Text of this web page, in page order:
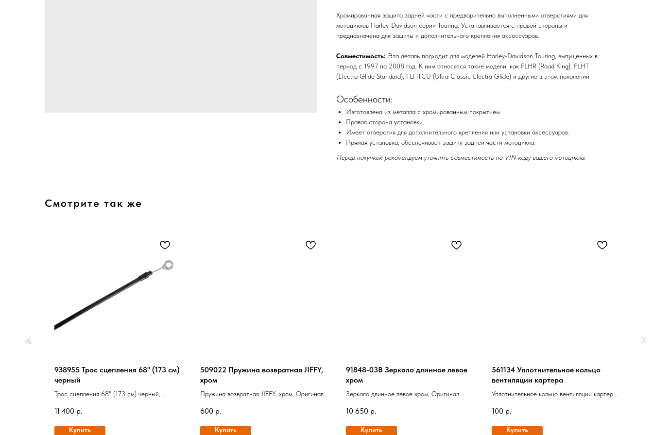
Хромированная защита задней части с предварительно выполненными отверстиями для
мотоциклов Harley-Davidson серии Touring. Устанавливается с правой стороны и
предназначена для защиты и дополнительного крепления аксессуаров.
Совместимость: Эта деталь подходит для моделей Harley-Davidson Touring, выпущенных в
период с 1997 по 2008 год. К ним относятся такие модели, как FLHR (Road King), FLHT
(Electra Glide Standard), FLHTCU (Ultra Classic Electra Glide) и другие в этом поколении.
Особенности:
Изготовлена из металла с хромированным покрытием.
Правая сторона установки.
Имеет отверстия для дополнительного крепления или установки аксессуаров.
Прямая установка, обеспечивает защиту задней части мотоцикла.
Перед покупкой рекомендуем уточнить совместимость по VIN-коду вашего мотоцикла.
Смотрите так же
938955 Трос сцепления 68" (173 см)
черный
Трос сцепления 68" (173 см) черный,
11 400 р.
Купить
509022 Пружина возвратная JIFFY,
хром
Пружина возвратная JIFFY, хром, Оригинал
600 р.
Купить
91848-03B Зеркало длинное левое
хром
Зеркало длинное левое хром, Оригинал
10 650 р.
Купить
561134 Уплотнительное кольцо
вентиляции картера
Уплотнительное кольцо вентиляции картера,
100 р.
Купить